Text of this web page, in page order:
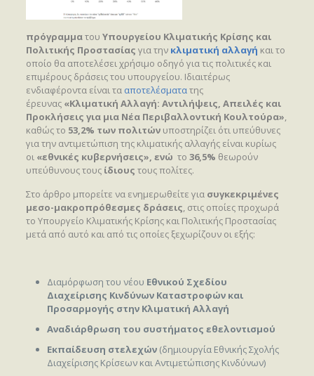
πρόγραμματου Υπουργείου Κλιματικής Κρίσης και
Πολιτικής Προστασίας για την κλιματική αλλαγή και το
οποίο θα αποτελέσει χρήσιμο οδηγό για τις πολιτικές και
επιμέρους δράσεις του υπουργείου. Ιδιαιτέρως
ενδιαφέροντα είναι τα αποτελέσματατης
έρευνας «Κλιματική Αλλαγή: Αντιλήψεις, Απειλές και
Προκλήσεις για μια Νέα Περιβαλλοντική Κουλτούρα»,
καθώς το 53,2% των πολιτώνυποστηρίζει ότι υπεύθυνες
για την αντιμετώπιση της κλιματικής αλλαγής είναι κυρίως
οι «εθνικές κυβερνήσεις», ενώ το 36,5% θεωρούν
υπεύθυνους τους ίδιους τους πολίτες.
Στο άρθρο μπορείτε να ενημερωθείτε για συγκεκριμένες
μεσο-μακροπρόθεσμες δράσεις, στις οποίες προχωρά
το Υπουργείο Κλιματικής Κρίσης και Πολιτικής Προστασίας
μετά από αυτό και από τις οποίες ξεχωρίζουν οι εξής:
Διαμόρφωση του νέου Εθνικού Σχεδίου
Διαχείρισης Κινδύνων Καταστροφών και
Προσαρμογής στην Κλιματική Αλλαγή
Αναδιάρθρωση του συστήματος εθελοντισμού
Εκπαίδευση στελεχών (δημιουργία Εθνικής Σχολής
Διαχείρισης Κρίσεων και Αντιμετώπισης Κινδύνων)